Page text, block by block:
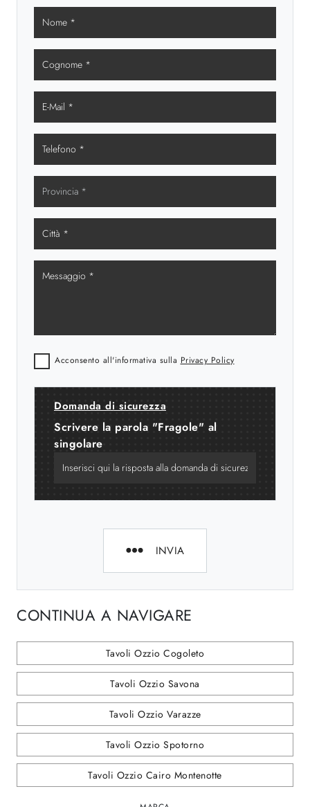
Acconsento all'informativa sulla Privacy Policy
Domanda di sicurezza
Scrivere la parola "Fragole" al
singolare
INVIA
CONTINUA A NAVIGARE
Tavoli Ozzio Cogoleto
Tavoli Ozzio Savona
Tavoli Ozzio Varazze
Tavoli Ozzio Spotorno
Tavoli Ozzio Cairo Montenotte